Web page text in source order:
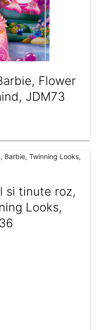
Flower
JDM73
si tinute roz,
Looks,